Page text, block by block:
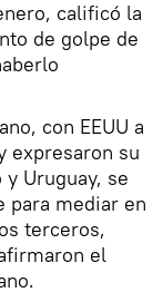
calificó la
de golpe de
con EEUU a
expresaron su
Uruguay, se
para mediar en
terceros,
el